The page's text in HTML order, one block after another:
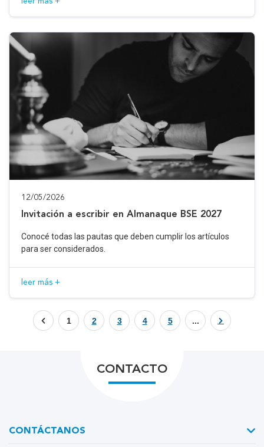
12/05/2026
Invitación a escribir en Almanaque BSE 2027
Conocé todas las pautas que deben cumplir los artículos
para ser considerados.
leer más +
1 2 3 4 5 ...
CONTACTO
CONTÁCTANOS